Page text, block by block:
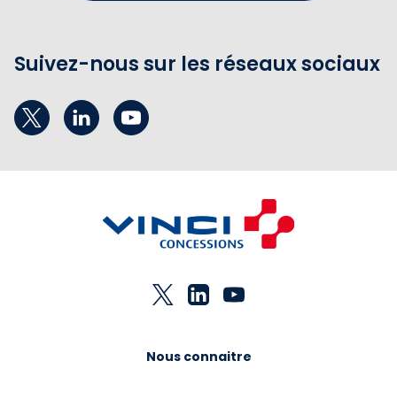
Suivez-nous sur les réseaux sociaux
Nous connaitre